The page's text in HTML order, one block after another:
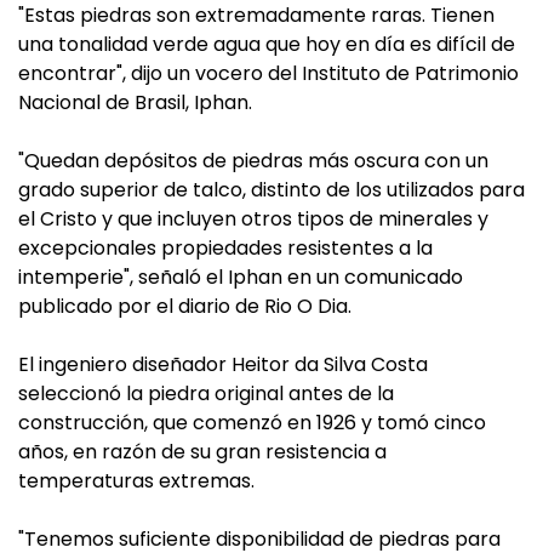
"Estas piedras son extremadamente raras. Tienen
una tonalidad verde agua que hoy en día es difícil de
encontrar", dijo un vocero del Instituto de Patrimonio
Nacional de Brasil, Iphan.
"Quedan depósitos de piedras más oscura con un
grado superior de talco, distinto de los utilizados para
el Cristo y que incluyen otros tipos de minerales y
excepcionales propiedades resistentes a la
intemperie", señaló el Iphan en un comunicado
publicado por el diario de Rio O Dia.
El ingeniero diseñador Heitor da Silva Costa
seleccionó la piedra original antes de la
construcción, que comenzó en 1926 y tomó cinco
años, en razón de su gran resistencia a
temperaturas extremas.
"Tenemos suficiente disponibilidad de piedras para